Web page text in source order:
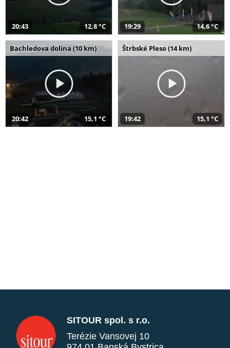
20:43 12,8 °C 19:29 14,6 °C
Bachledova dolina (10 km)
20:42 15,1 °C
Štrbské Pleso (14 km)
19:42 15,1 °C
SITOUR spol. s r.o.
Terézie Vansovej 10